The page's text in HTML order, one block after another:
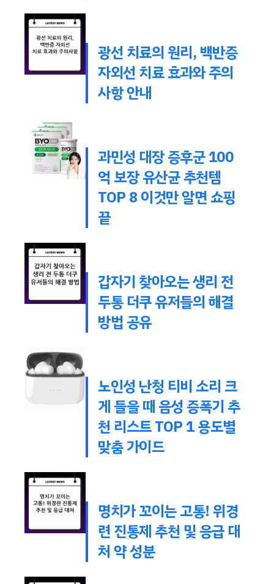
광선 치료의 원리, 백반증
자외선 치료 효과와 주의
사항 안내
과민성 대장 증후군 100
억 보장 유산균 추천템
TOP 8 이것만 알면 쇼핑
끝
갑자기 찾아오는 생리 전
두통 더쿠 유저들의 해결
방법 공유
노인성 난청 티비 소리 크
게 들을 때 음성 증폭기 추
천 리스트 TOP 1 용도별
맞춤 가이드
명치가 꼬이는 고통! 위경
련 진통제 추천 및 응급 대
처 약 성분